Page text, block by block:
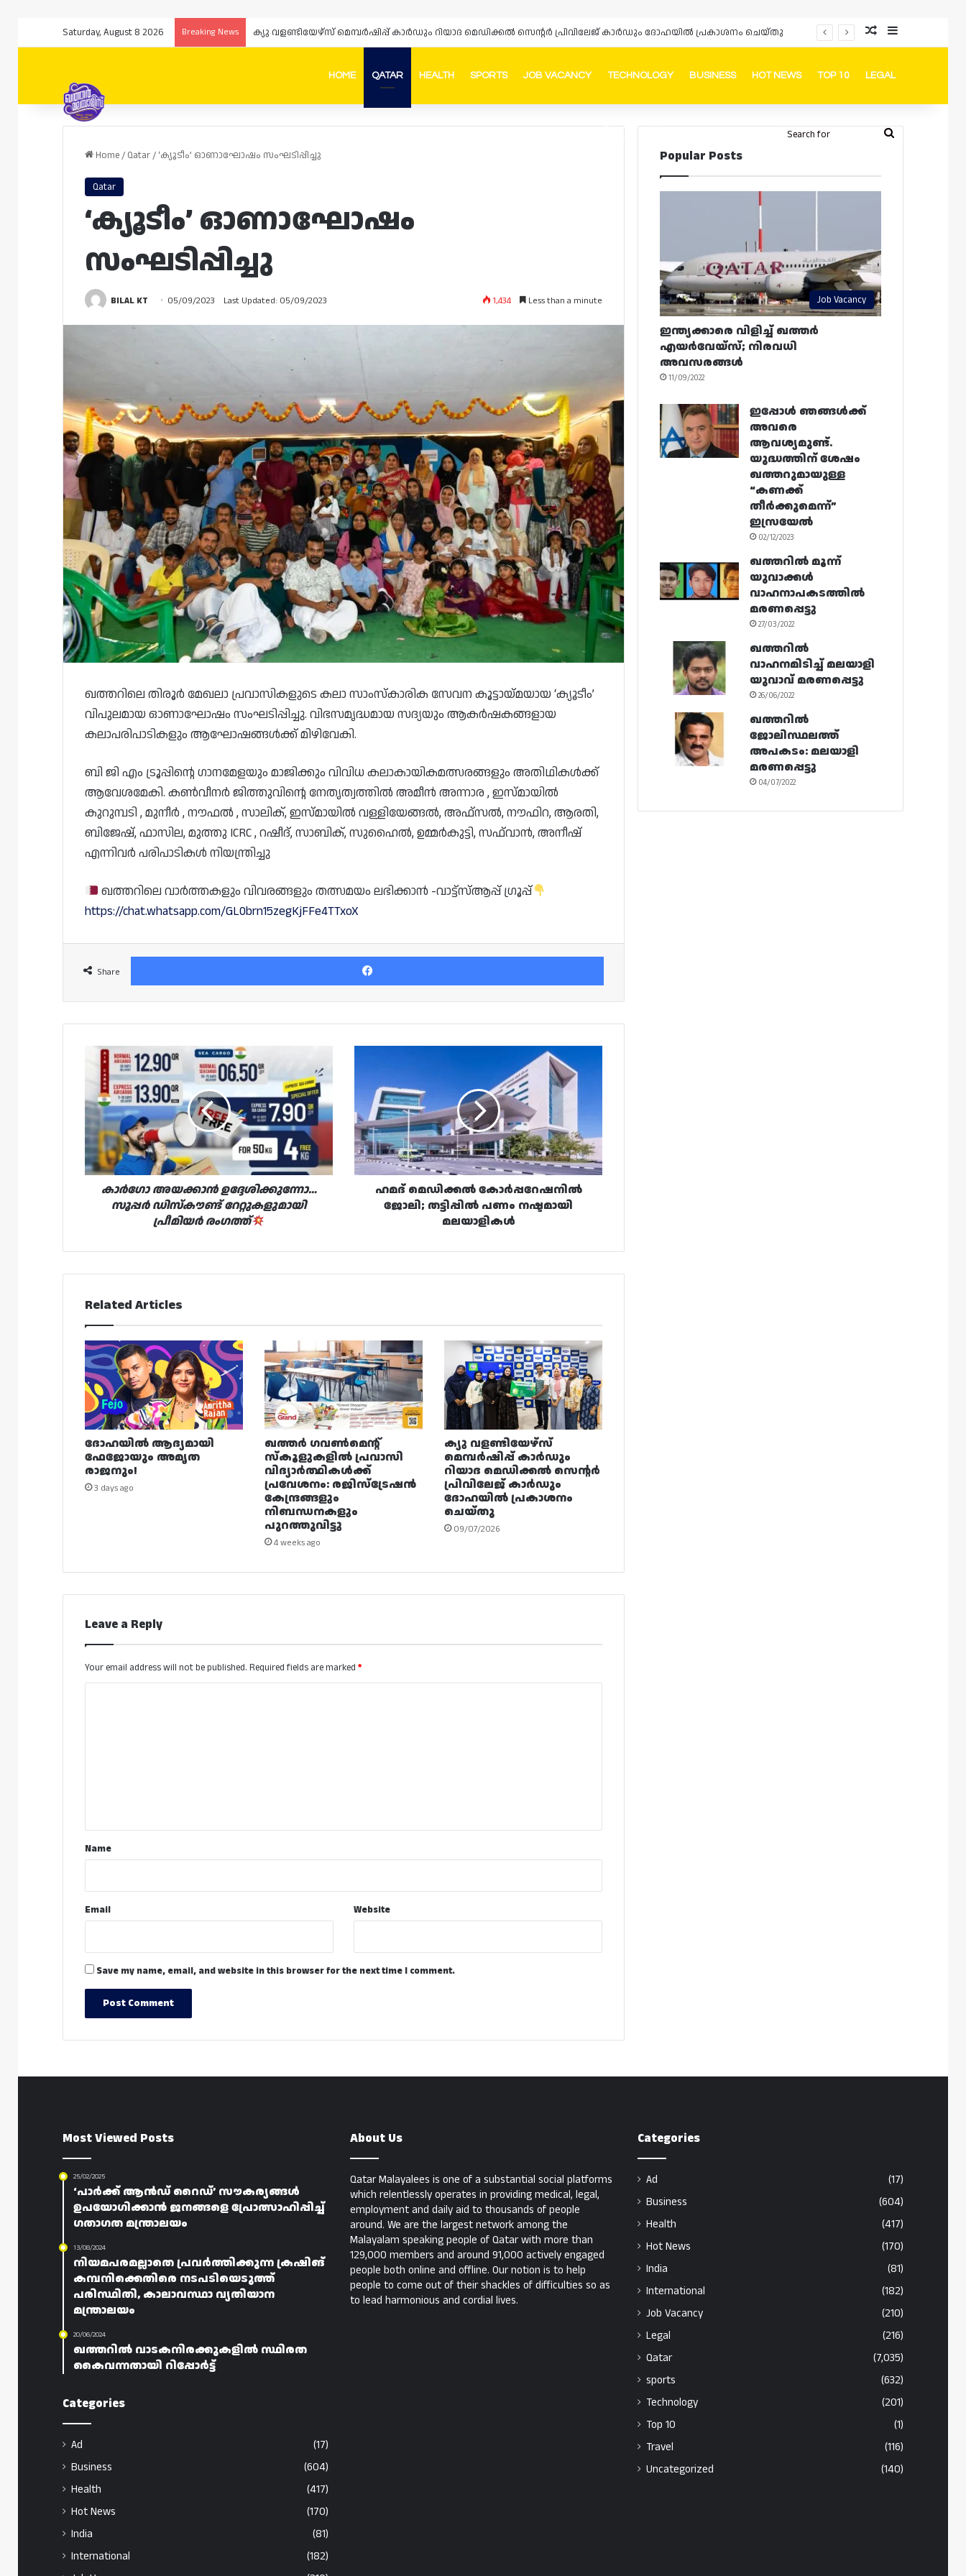
Saturday, August 8 2026 Breaking News ക്യു വളണ്ടിയേഴ്‌സ് മെമ്പർഷിപ്പ് കാർഡും റിയാദ മെഡിക്കൽ സെന്റർ പ്രിവിലേജ് കാർഡും ദോഹയിൽ പ്രകാശനം ചെയ്തു Random Article
Sidebar
HOME QATAR HEALTH SPORTS JOB VACANCY TECHNOLOGY BUSINESS HOT NEWS TOP 10 LEGAL
FacebookInstagram
Telegram
Whatsapp Random Article
Switch skin
Search
Home/ Qatar/ ‘ക്യൂടീം’ ഓണാഘോഷം സംഘടിപ്പിച്ചു
Qatar
‘ക്യൂടീം’ ഓണാഘോഷം
സംഘടിപ്പിച്ചു
BILAL KT 05/09/2023 Last Updated: 05/09/2023 1,434 Less than a minute
ഖത്തറിലെ തിരൂർ മേഖലാ പ്രവാസികളുടെ കലാ സാംസ്കാരിക സേവന കൂട്ടായ്‌മയായ ‘ക്യൂടീം’
വിപുലമായ ഓണാഘോഷം സംഘടിപ്പിച്ചു. വിഭസമൃദ്ധമായ സദ്യയും ആകർഷകങ്ങളായ
കലാപരിപാടികളും ആഘോഷങ്ങൾക്ക് മിഴിവേകി.
ബി ജി എം ട്രൂപ്പിന്റെ ഗാനമേളയും മാജിക്കും വിവിധ കലാകായികമത്സരങ്ങളും അതിഥികൾക്ക്
ആവേശമേകി. കൺവീനർ ജിത്തുവിന്റെ നേതൃത്വത്തിൽ അമീൻ അന്നാര , ഇസ്മായിൽ
കുറുമ്പടി , മുനീർ , നൗഫൽ , സാലിക്, ഇസ്മായിൽ വള്ളിയേങ്ങൽ, അഫ്സൽ, നൗഫിറ, ആരതി,
ബിജേഷ്, ഫാസില, മുത്തു ICRC , റഷീദ്, സാബിക്, സുഹൈൽ, ഉമ്മർകുട്ടി, സഫ്‌വാൻ, അനീഷ്
എന്നിവർ പരിപാടികൾ നിയന്ത്രിച്ചു
ഖത്തറിലെ വാർത്തകളും വിവരങ്ങളും തത്സമയം ലഭിക്കാൻ -വാട്ട്സ്ആപ്പ് ഗ്രൂപ്പ്
https://chat.whatsapp.com/GL0brn15zegKjFFe4TTxoX
Share
Facebook
കാർഗോ
അയക്കാൻ
ഉദ്ദേശിക്കുന്നോ…
സൂപ്പർ
ഡിസ്‌കൗണ്ട്
റേറ്റുകളുമായി
പ്രീമിയർ
രംഗത്ത്
കാർഗോ അയക്കാൻ ഉദ്ദേശിക്കുന്നോ…
സൂപ്പർ ഡിസ്‌കൗണ്ട് റേറ്റുകളുമായി
പ്രീമിയർ രംഗത്ത്
കോർപ്പറേഷനിൽ
ജോലി;
തട്ടിപ്പിൽ
പണം
നഷ്ടമായി
മലയാളികൾ
ഹമദ് മെഡിക്കൽ കോർപ്പറേഷനിൽ
ജോലി; തട്ടിപ്പിൽ പണം നഷ്ടമായി
മലയാളികൾ
Related Articles
ദോഹയിൽ ആദ്യമായി
ഫേജോയും അമൃത
രാജനും!
3 days ago
ഖത്തർ ഗവൺമെന്റ്
സ്കൂളുകളിൽ പ്രവാസി
വിദ്യാർത്ഥികൾക്ക്
പ്രവേശനം: രജിസ്ട്രേഷൻ
കേന്ദ്രങ്ങളും
നിബന്ധനകളും
പുറത്തുവിട്ടു
4 weeks ago
ക്യു വളണ്ടിയേഴ്‌സ്
മെമ്പർഷിപ്പ് കാർഡും
റിയാദ മെഡിക്കൽ സെന്റർ
പ്രിവിലേജ് കാർഡും
ദോഹയിൽ പ്രകാശനം
ചെയ്തു
09/07/2026
Leave a Reply
Your email address will not be published. Required fields are marked *
*Name
Email Website
Save my name, email, and website in this browser for the next time I comment.
Popular Posts
Job Vacancy
ഇന്ത്യക്കാരെ വിളിച്ച് ഖത്തർ
എയർവേയ്‌സ്; നിരവധി
അവസരങ്ങൾ
11/09/2022
ഇപ്പോൾ ഞങ്ങൾക്ക്
അവരെ
ആവശ്യമുണ്ട്.
യുദ്ധത്തിന് ശേഷം
ഖത്തറുമായുള്ള
“കണക്ക്
തീർക്കുമെന്ന്”
ഇസ്രയേൽ
02/12/2023
ഖത്തറിൽ മൂന്ന്
യുവാക്കൾ
വാഹനാപകടത്തിൽ
മരണപ്പെട്ടു
27/03/2022
ഖത്തറിൽ
വാഹനമിടിച്ച് മലയാളി
യുവാവ് മരണപ്പെട്ടു
26/06/2022
ഖത്തറിൽ
ജോലിസ്ഥലത്ത്
അപകടം: മലയാളി
മരണപ്പെട്ടു
04/07/2022
Most Viewed Posts
25/02/2025
‘പാർക്ക് ആൻഡ് റൈഡ്’ സൗകര്യങ്ങൾ
ഉപയോഗിക്കാൻ ജനങ്ങളെ പ്രോത്സാഹിപ്പിച്ച്
ഗതാഗത മന്ത്രാലയം
13/08/2024
നിയമപരമല്ലാതെ പ്രവർത്തിക്കുന്ന ക്രഷിങ്
കമ്പനിക്കെതിരെ നടപടിയെടുത്ത്
പരിസ്ഥിതി, കാലാവസ്ഥാ വ്യതിയാന
മന്ത്രാലയം
20/06/2024
ഖത്തറിൽ വാടകനിരക്കുകളിൽ സ്ഥിരത
കൈവന്നതായി റിപ്പോർട്ട്
Categories
Ad
(17)
Business
(604)
Health
(417)
Hot News
(170)
India
(81)
International
(182)
About Us
Qatar Malayalees is one of a substantial social platforms
which relentlessly operates in providing medical, legal,
employment and daily aid to thousands of people
around. We are the largest network among the
Malayalam speaking people of Qatar with more than
129,000 members and around 91,000 actively engaged
people both online and offline. Our notion is to help
people to come out of their shackles of difficulties so as
to lead harmonious and cordial lives.
Categories
Ad
(17)
Business
(604)
Health
(417)
Hot News
(170)
India
(81)
International
(182)
Job Vacancy
(210)
Legal
(216)
Qatar
(7,035)
sports
(632)
Technology
(201)
Top 10
(1)
Travel
(116)
Uncategorized
(140)